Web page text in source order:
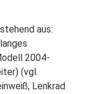
aus:
2004-
(vgl.
Lenkrad